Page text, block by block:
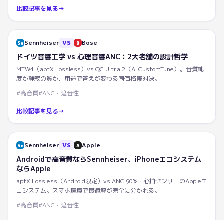
比較記事を見る→
Se Sennheiser VS B Bose
ドイツ音響工学 vs 心理音響ANC：2大老舗の設計哲学
MTW4（aptX Lossless）vs QC Ultra 2（AI CustomTune）。音質純
度か静寂の質か、用途で答えが変わる同価格帯対決。
#高音質#ANC・遮音性
比較記事を見る→
Se Sennheiser VS A Apple
Androidで高音質ならSennheiser、iPhoneエコシステム
ならApple
aptX Lossless（Android限定）vs ANC 90%・心拍センサーのAppleエ
コシステム。スマホ環境で最適解が完全に分かれる。
#高音質#ANC・遮音性